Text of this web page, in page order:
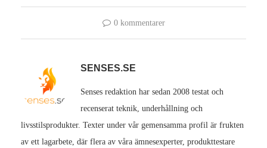
0 kommentarer
SENSES.SE
Senses redaktion har sedan 2008 testat och
recenserat teknik, underhållning och
livsstilsprodukter. Texter under vår gemensamma profil är frukten
av ett lagarbete, där flera av våra ämnesexperter, produkttestare